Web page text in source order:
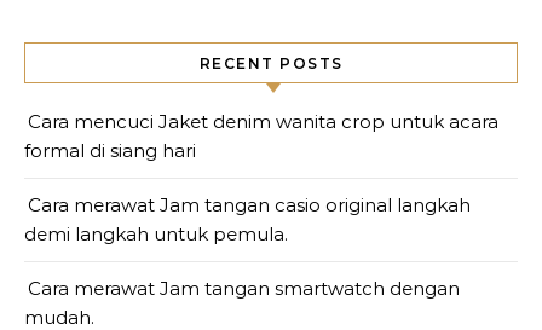
RECENT POSTS
Cara mencuci Jaket denim wanita crop untuk acara
formal di siang hari
Cara merawat Jam tangan casio original langkah
demi langkah untuk pemula.
Cara merawat Jam tangan smartwatch dengan
mudah.